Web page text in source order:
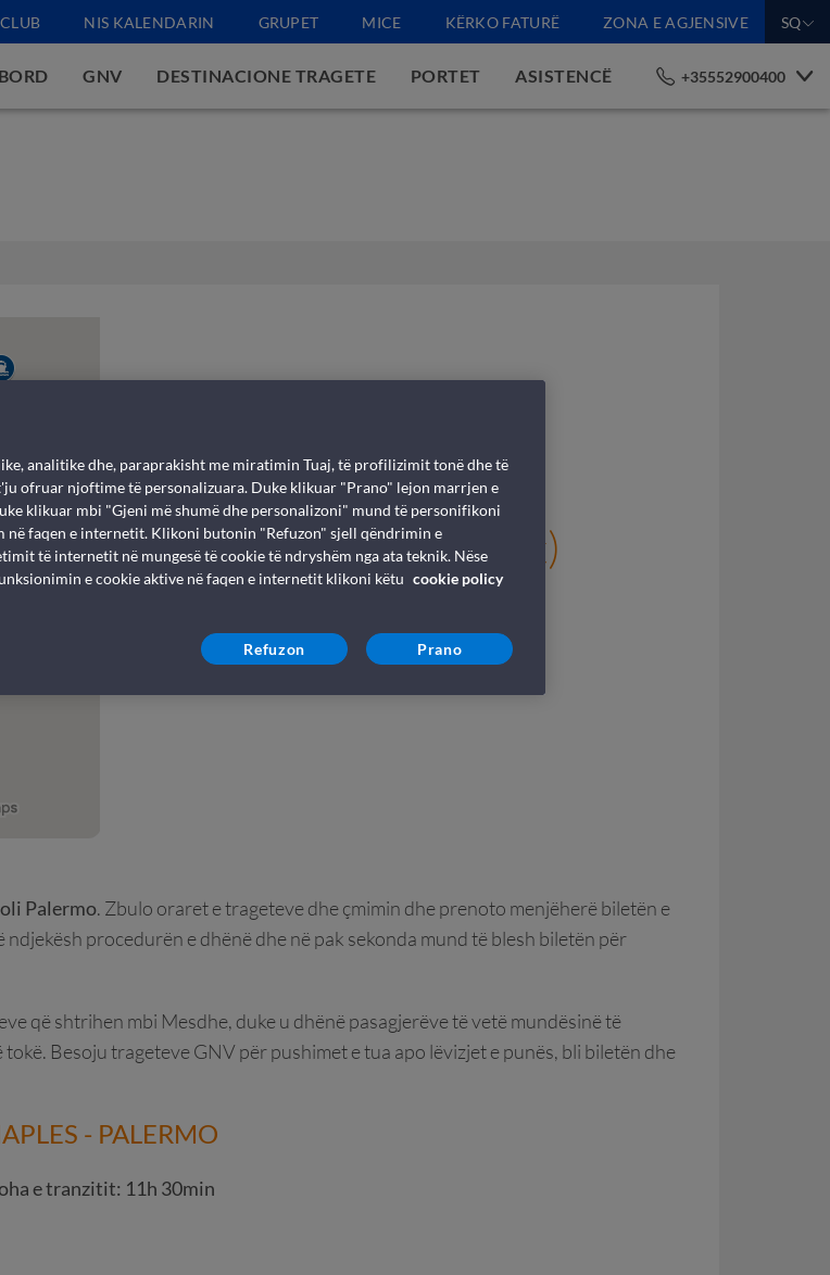
NIS KALENDARIN GRUPET MICE KËRKO FATURË ZONA E AGJENSIVE SQ
GNV DESTINACIONE TRAGETE PORTET ASISTENCË +35552900400
Naples - Palermo (Qytet)
Libri i një traget për në Sicilia
Palermo. Zbulo oraret e trageteve dhe çmimin dhe prenoto menjëherë biletën e
procedurën e dhënë dhe në pak sekonda mund të blesh biletën për
që shtrihen mbi Mesdhe, duke u dhënë pasagjerëve të vetë mundësinë të
Besoju trageteve GNV për pushimet e tua apo lëvizjet e punës, bli biletën dhe
- PALERMO
e tranzitit: 11h 30min
analitike dhe, paraprakisht me miratimin Tuaj, të profilizimit tonë dhe të
ofruar njoftime të personalizuara. Duke klikuar "Prano" lejon marrjen e
klikuar mbi "Gjeni më shumë dhe personalizoni" mund të personifikoni
në faqen e internetit. Klikoni butonin "Refuzon" sjell qëndrimin e
të internetit në mungesë të cookie të ndryshëm nga ata teknik. Nëse
e cookie aktive në faqen e internetit klikoni këtu cookie policy
Refuzon Prano